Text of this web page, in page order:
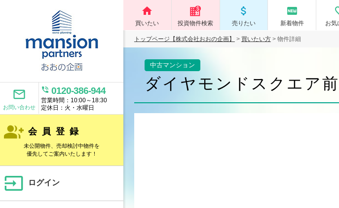
mail_outline
お問い合わせ
phone_in_talk 0120-386-944
営業時間：10:00～18:30
定休日：火・水曜日
group_add 会員登録
未公開物件、売却検討中物件を
優先してご案内いたします！
input ログイン
home
買いたい 投資物件検索
attach_money
売りたい
fiber_new
新着物件 お気
トップページ【株式会社おおの企画】 > 買いたい方> 物件詳細
中古マンション
ダイヤモンドスクエア